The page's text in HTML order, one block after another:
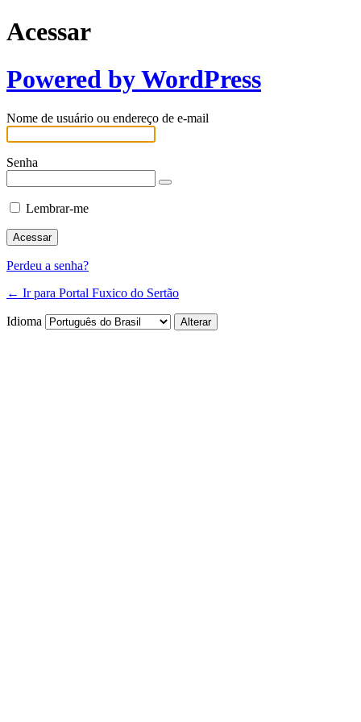
Acessar
Powered by WordPress
Nome de usuário ou endereço de e-mail
Senha
Lembrar-me
Perdeu a senha?
← Ir para Portal Fuxico do Sertão
Idioma